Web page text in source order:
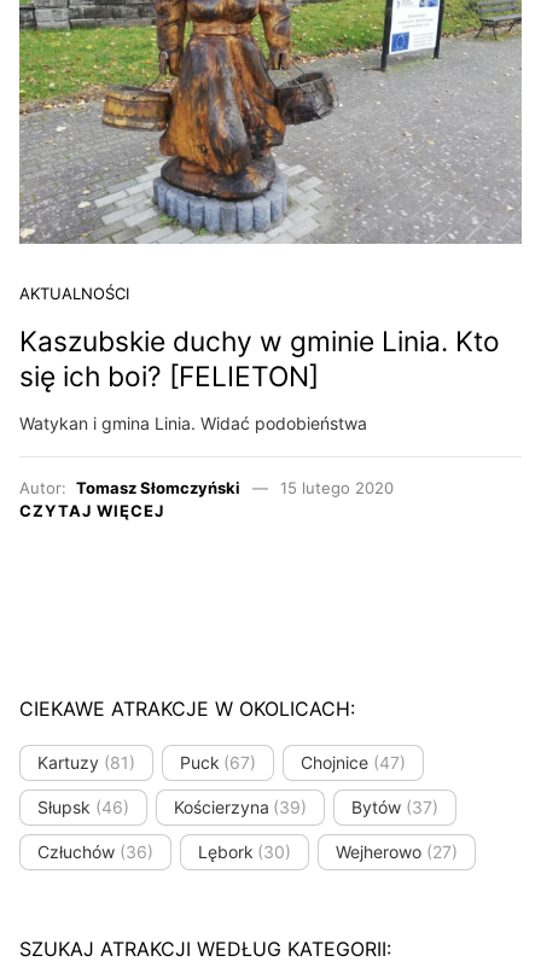
AKTUALNOŚCI
Kaszubskie duchy w gminie Linia. Kto
się ich boi? [FELIETON]
Watykan i gmina Linia. Widać podobieństwa
Autor: Tomasz Słomczyński
15 lutego 2020
CZYTAJ WIĘCEJ
CIEKAWE ATRAKCJE W OKOLICACH:
Kartuzy (81) Puck (67) Chojnice (47)
Słupsk (46) Kościerzyna (39) Bytów (37)
Człuchów (36) Lębork (30) Wejherowo (27)
SZUKAJ ATRAKCJI WEDŁUG KATEGORII: